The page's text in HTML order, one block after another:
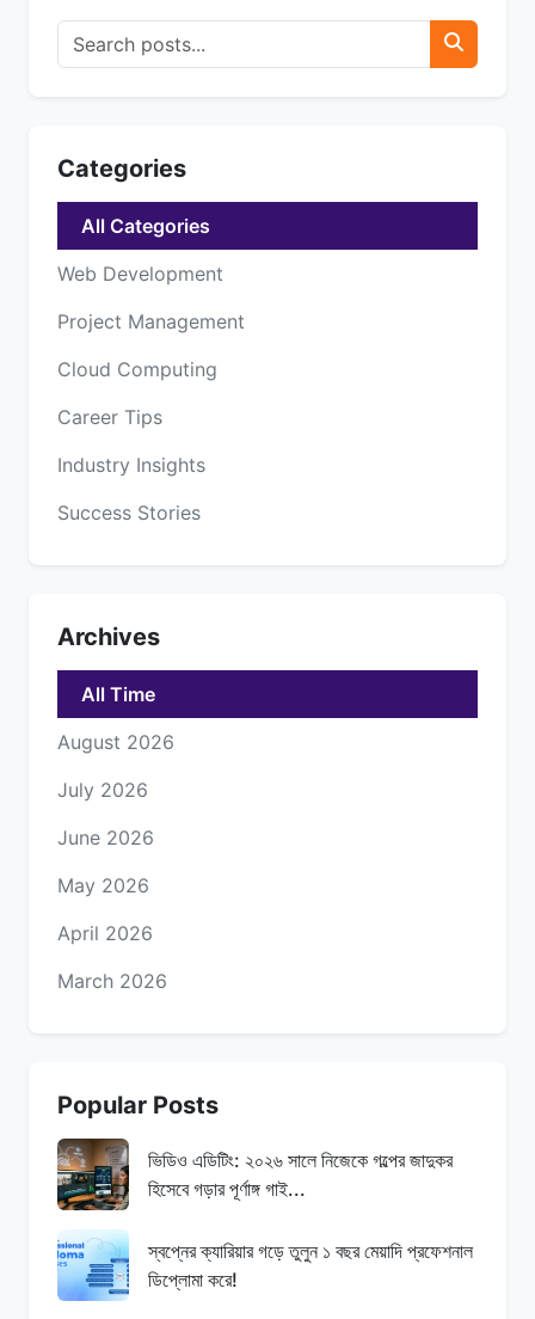
Categories
All Categories
Web Development
Project Management
Cloud Computing
Career Tips
Industry Insights
Success Stories
Archives
All Time
August 2026
July 2026
June 2026
May 2026
April 2026
March 2026
Popular Posts
ভিডিও এডিটিং: ২০২৬ সালে নিজেকে গল্পের জাদুকর
হিসেবে গড়ার পূর্ণাঙ্গ গাই...
স্বপ্নের ক্যারিয়ার গড়ে তুলুন ১ বছর মেয়াদি প্রফেশনাল
ডিপ্লোমা করে!